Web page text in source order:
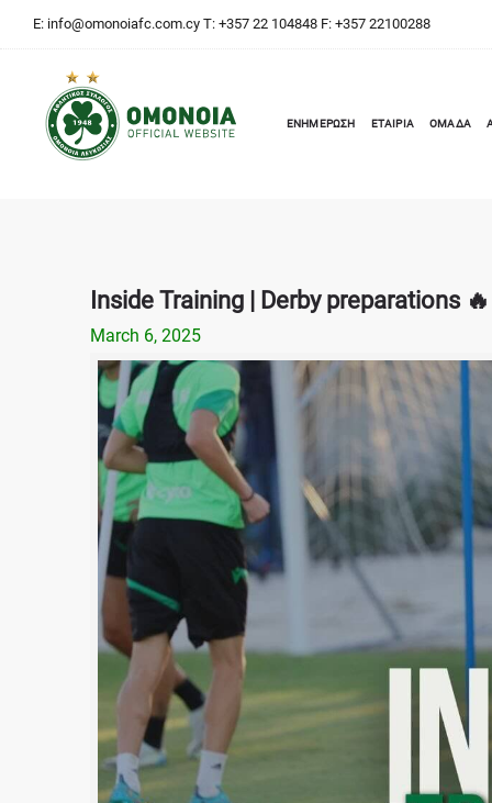
E: info@omonoiafc.com.cy T: +357 22 104848 F: +357 22100288
ΕΝΗΜΕΡΩΣΗ ΕΤΑΙΡΙΑ ΟΜΑΔΑ
Inside Training | Derby preparations 🔥
March 6, 2025